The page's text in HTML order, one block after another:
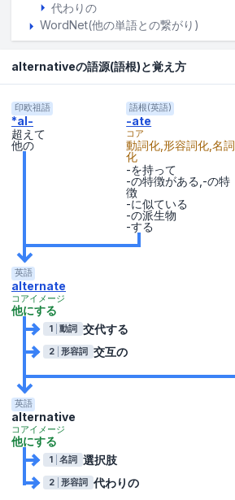
代わりの
WordNet(他の単語との繋がり)
alternativeの語源(語根)と覚え方
印欧祖語
*al-
超えて
他の
語根(英語)
-ate
コア
動詞化,形容詞化,名詞
化
-を持って
-の特徴がある,-の特
徴
-に似ている
-の派生物
-する
英語
alternate
コアイメージ
他にする
1 動詞 交代する
2 形容詞 交互の
英語
alternative
コアイメージ
他にする
1 名詞 選択肢
2 形容詞 代わりの